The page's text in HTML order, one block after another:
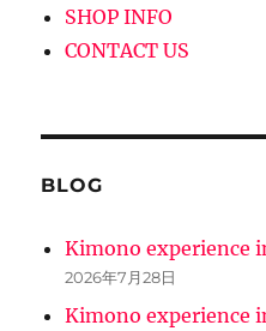
SHOP INFO
CONTACT US
BLOG
Kimono experience
2026年7月28日
Kimono experience